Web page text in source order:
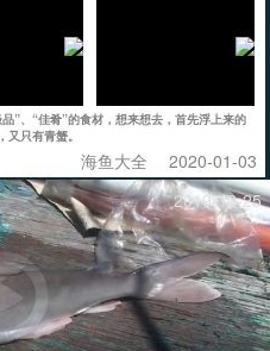
”、“佳肴”的食材，想来想去，首先浮上来的
只有青蟹。
海鱼大全
2020-01-03
2019-12-25